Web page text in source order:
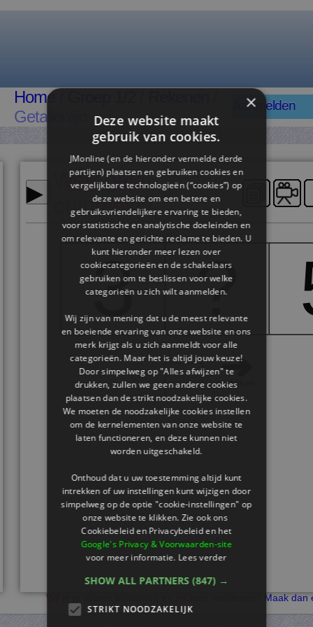
Home
Getallenlijn
Aanmelden
▸
Welk getal
ontbreekt?
3 ?
Wil je je scores bijhouden en stickers verdienen? Maak dan
×
Deze website maakt
gebruik van cookies.
JMonline (en de hieronder vermelde derde
partijen) plaatsen en gebruiken cookies en
vergelijkbare technologieën (“cookies”) op
deze website om een ​​betere en
gebruiksvriendelijkere ervaring te bieden,
voor statistische en analytische doeleinden en
om relevante en gerichte reclame te bieden. U
kunt hieronder meer lezen over
cookiecategorieën en de schakelaars
gebruiken om te beslissen voor welke
categorieën u zich wilt aanmelden.
Wij zijn van mening dat u de meest relevante
en boeiende ervaring van onze website en ons
merk krijgt als u zich aanmeldt voor alle
categorieën. Maar het is altijd jouw keuze!
Door simpelweg op "Alles afwijzen" te
drukken, zullen we geen andere cookies
plaatsen dan de strikt noodzakelijke cookies.
We moeten de noodzakelijke cookies instellen
om de kernelementen van onze website te
laten functioneren, en deze kunnen niet
worden uitgeschakeld.
Onthoud dat u uw toestemming altijd kunt
intrekken of uw instellingen kunt wijzigen door
simpelweg op de optie "cookie-instellingen" op
onze website te klikken. Zie ook ons ​​
Cookiebeleid en Privacybeleid en het
Google's Privacy & Voorwaarden-site
voor meer informatie.Lees verder
SHOW ALL PARTNERS (847) →
STRIKT NOODZAKELIJK